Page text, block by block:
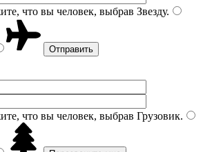
что вы человек, выбрав Звезду.
что вы человек, выбрав Грузовик.